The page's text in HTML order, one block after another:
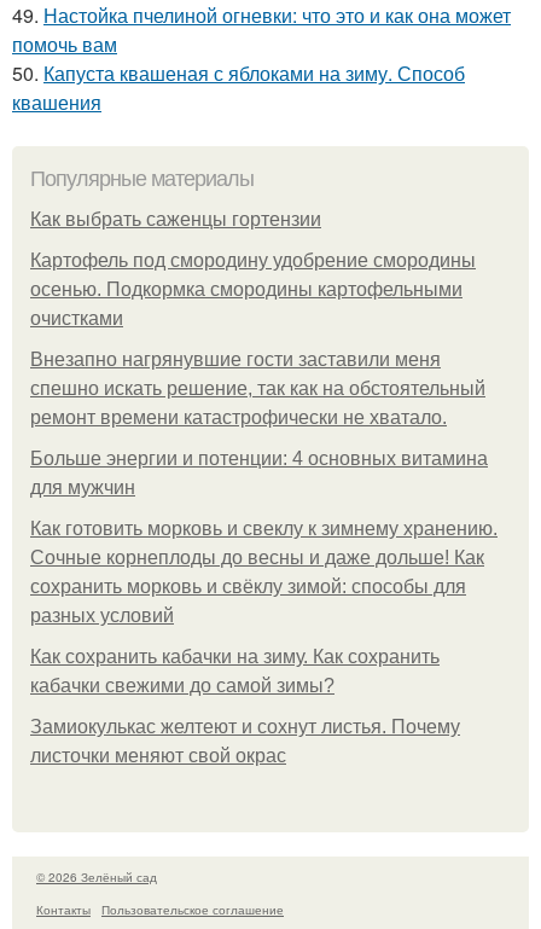
49. Настойка пчелиной огневки: что это и как она может
помочь вам
50. Капуста квашеная с яблоками на зиму. Способ
квашения
Популярные материалы
Как выбрать саженцы гортензии
Картофель под смородину удобрение смородины
осенью. Подкормка смородины картофельными
очистками
Внезапно нагрянувшие гости заставили меня
спешно искать решение, так как на обстоятельный
ремонт времени катастрофически не хватало.
Больше энергии и потенции: 4 основных витамина
для мужчин
Как готовить морковь и свеклу к зимнему хранению.
Сочные корнеплоды до весны и даже дольше! Как
сохранить морковь и свёклу зимой: способы для
разных условий
Как сохранить кабачки на зиму. Как сохранить
кабачки свежими до самой зимы?
Замиокулькас желтеют и сохнут листья. Почему
листочки меняют свой окрас
© 2026 Зелёный сад
Контакты
Пользовательское соглашение